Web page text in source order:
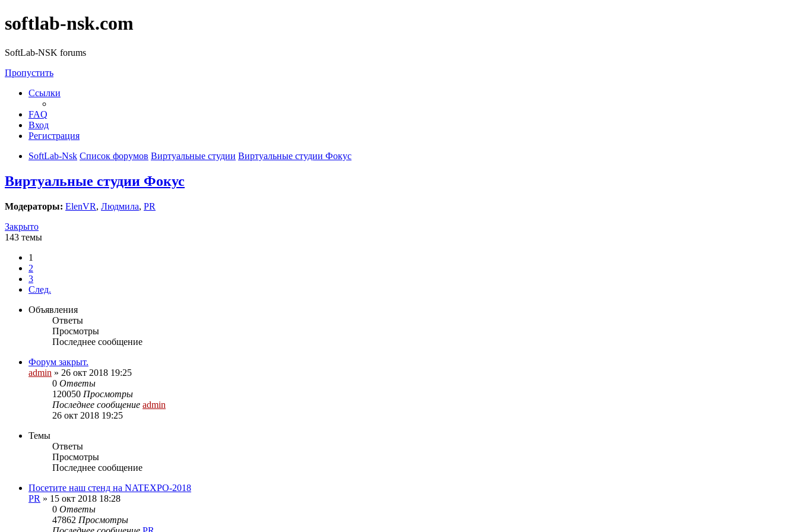
softlab-nsk.com
SoftLab-NSK forums
Пропустить
Ссылки
FAQ
Вход
Регистрация
SoftLab-Nsk Список форумов Виртуальные студии Виртуальные студии Фокус
Виртуальные студии Фокус
Модераторы: ElenVR, Людмила, PR
Закрыто
143 темы
1
2
3
След.
Объявления
Ответы
Просмотры
Последнее сообщение
Форум закрыт.
admin » 26 окт 2018 19:25
0 Ответы
120050 Просмотры
Последнее сообщение admin
26 окт 2018 19:25
Темы
Ответы
Просмотры
Последнее сообщение
Посетите наш стенд на NATEXPO-2018
PR » 15 окт 2018 18:28
0 Ответы
47862 Просмотры